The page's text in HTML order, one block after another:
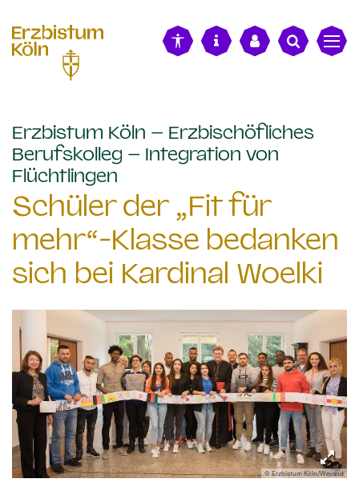
Erzbistum Köln – Erzbischöfliches
Berufskolleg – Integration von
Flüchtlingen
Schüler der „Fit für
mehr“-Klasse bedanken
sich bei Kardinal Woelki
© Erzbistum Köln/Weyand